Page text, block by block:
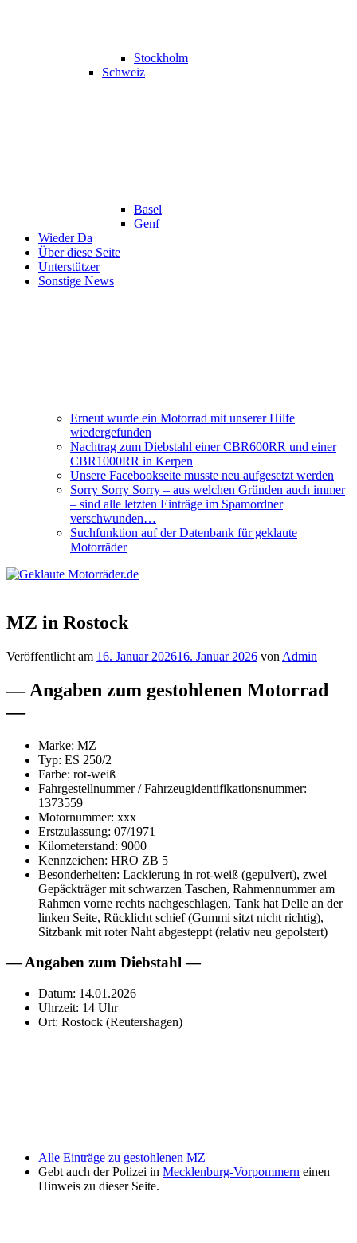
Stockholm
Schweiz
Basel
Genf
Wieder Da
Über diese Seite
Unterstützer
Sonstige News
Erneut wurde ein Motorrad mit unserer Hilfe
wiedergefunden
Nachtrag zum Diebstahl einer CBR600RR und einer
CBR1000RR in Kerpen
Unsere Facebookseite musste neu aufgesetzt werden
Sorry Sorry Sorry – aus welchen Gründen auch immer
– sind alle letzten Einträge im Spamordner
verschwunden…
Suchfunktion auf der Datenbank für geklaute
Motorräder
MZ in Rostock
Veröffentlicht am 16. Januar 202616. Januar 2026 von Admin
— Angaben zum gestohlenen Motorrad
—
Marke: MZ
Typ: ES 250/2
Farbe: rot-weiß
Fahrgestellnummer / Fahrzeugidentifikationsnummer:
1373559
Motornummer: xxx
Erstzulassung: 07/1971
Kilometerstand: 9000
Kennzeichen: HRO ZB 5
Besonderheiten: Lackierung in rot-weiß (gepulvert), zwei
Gepäckträger mit schwarzen Taschen, Rahmennummer am
Rahmen vorne rechts nachgeschlagen, Tank hat Delle an der
linken Seite, Rücklicht schief (Gummi sitzt nicht richtig),
Sitzbank mit roter Naht abgesteppt (relativ neu gepolstert)
— Angaben zum Diebstahl —
Datum: 14.01.2026
Uhrzeit: 14 Uhr
Ort: Rostock (Reutershagen)
Alle Einträge zu gestohlenen MZ
Gebt auch der Polizei in Mecklenburg-Vorpommern einen
Hinweis zu dieser Seite.